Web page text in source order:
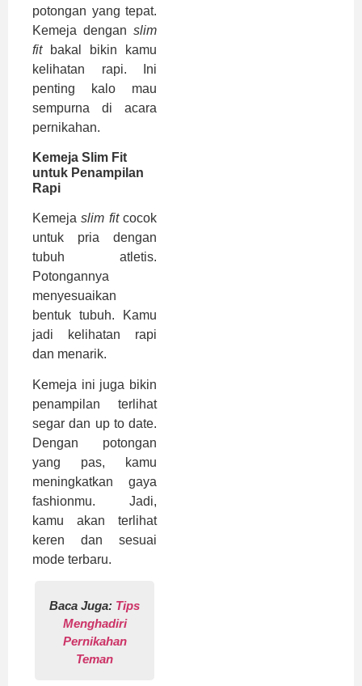
potongan yang tepat.
Kemeja dengan slim
fitbakal bikin kamu
kelihatan rapi. Ini
penting kalo mau
sempurna di acara
pernikahan.
Kemeja Slim Fit
untuk Penampilan
Rapi
Kemejaslim fitcocok
untuk pria dengan
tubuh atletis.
Potongannya
menyesuaikan
bentuk tubuh. Kamu
jadi kelihatan rapi
dan menarik.
Kemeja ini juga bikin
penampilan terlihat
segar dan up to date.
Dengan potongan
yang pas, kamu
meningkatkan gaya
fashionmu. Jadi,
kamu akan terlihat
keren dan sesuai
mode terbaru.
Baca Juga: Tips
Menghadiri
Pernikahan
Teman